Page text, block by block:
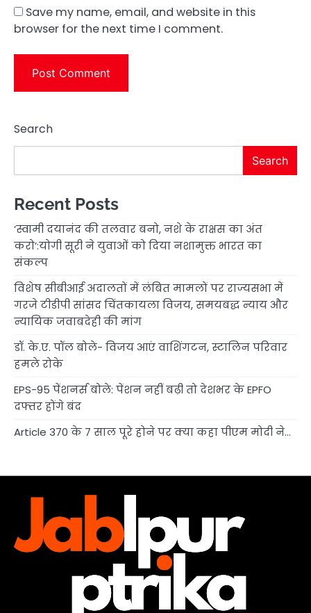
Save my name, email, and website in this
browser for the next time I comment.
Search
Search
Recent Posts
‘स्वामी दयानंद की तलवार बनो, नशे के राक्षस का अंत
करो’:योगी सूरी ने युवाओं को दिया नशामुक्त भारत का
संकल्प
विशेष सीबीआई अदालतों में लंबित मामलों पर राज्यसभा में
गरजे टीडीपी सांसद चिंतकायला विजय, समयबद्ध न्याय और
न्यायिक जवाबदेही की मांग
डॉ. के.ए. पॉल बोले- विजय आएं वाशिंगटन, स्टालिन परिवार
हमले रोके
EPS-95 पेंशनर्स बोले: पेंशन नहीं बढ़ी तो देशभर के EPFO
दफ्तर होंगे बंद
Article 370 के 7 साल पूरे होने पर क्या कहा पीएम मोदी ने…